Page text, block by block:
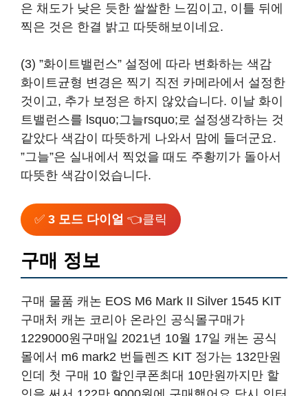
은 채도가 낮은 듯한 쌀쌀한 느낌이고, 이틀 뒤에
찍은 것은 한결 밝고 따뜻해보이네요.
(3) ”화이트밸런스” 설정에 따라 변화하는 색감
화이트균형 변경은 찍기 직전 카메라에서 설정한
것이고, 추가 보정은 하지 않았습니다. 이날 화이
트밸런스를 lsquo;그늘rsquo;로 설정생각하는 것
같았다 색감이 따뜻하게 나와서 맘에 들더군요.
”그늘”은 실내에서 찍었을 때도 주황끼가 돌아서
따뜻한 색감이었습니다.
✅ 3 모드 다이얼 👈클릭
구매 정보
구매 물품 캐논 EOS M6 Mark II Silver 1545 KIT
구매처 캐논 코리아 온라인 공식몰구매가
1229000원구매일 2021년 10월 17일 캐논 공식
몰에서 m6 mark2 번들렌즈 KIT 정가는 132만원
인데 첫 구매 10 할인쿠폰최대 10만원까지만 할